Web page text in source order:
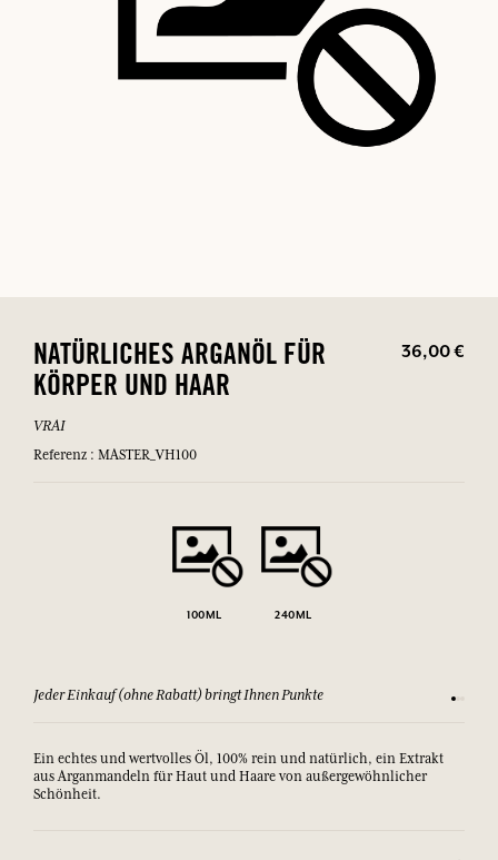
NATÜRLICHES ARGANÖL FÜR
KÖRPER UND HAAR
36,00 €
VRAI
Referenz : MASTER_VH100
100ML 240ML
Jeder Einkauf (ohne Rabatt) bringt Ihnen Punkte Sehen
Ein echtes und wertvolles Öl, 100% rein und natürlich, ein Extrakt
aus Arganmandeln für Haut und Haare von außergewöhnlicher
Schönheit.